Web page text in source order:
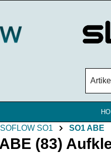
SOFLOW SO1 SO1 ABE
ABE (83)